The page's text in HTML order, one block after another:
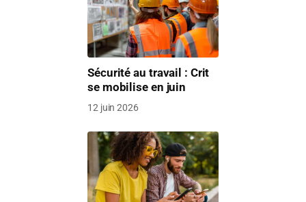
Sécurité au travail : Crit
se mobilise en juin
12 juin 2026